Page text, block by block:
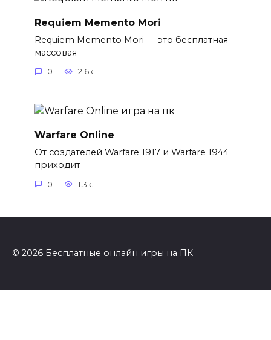
Requiem Memento Mori
Requiem Memento Mori — это бесплатная
массовая
0 2.6к.
Warfare Online
От создателей Warfare 1917 и Warfare 1944
приходит
0 1.3к.
© 2026 Бесплатные онлайн игры на ПК